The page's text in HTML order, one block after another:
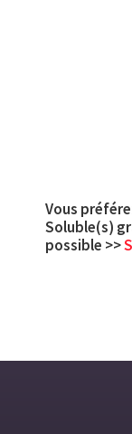
Vous
Soluble(s)
possible >>